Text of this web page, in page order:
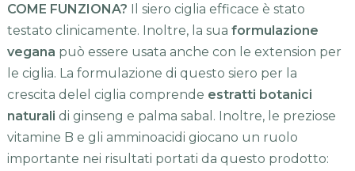
COME FUNZIONA? Il siero ciglia efficace è stato
testato clinicamente. Inoltre, la sua formulazione
vegana può essere usata anche con le extension per
le ciglia. La formulazione di questo siero per la
crescita delel ciglia comprende estratti botanici
naturali di ginseng e palma sabal. Inoltre, le preziose
vitamine B e gli amminoacidi giocano un ruolo
importante nei risultati portati da questo prodotto: